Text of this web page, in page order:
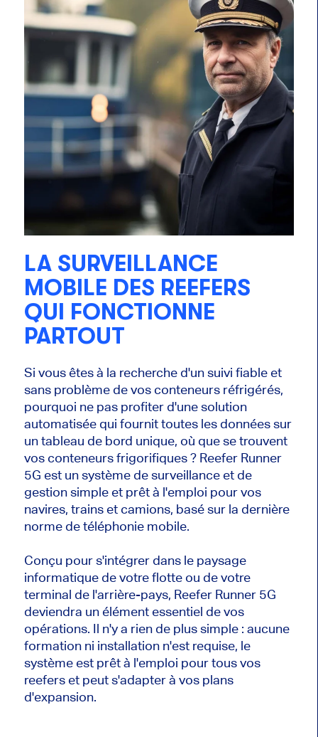
LA SURVEILLANCE
MOBILE DES REEFERS
QUI FONCTIONNE
PARTOUT
Si vous êtes à la recherche d'un suivi fiable et
sans problème de vos conteneurs réfrigérés,
pourquoi ne pas profiter d'une solution
automatisée qui fournit toutes les données sur
un tableau de bord unique, où que se trouvent
vos conteneurs frigorifiques ? Reefer Runner
5G est un système de surveillance et de
gestion simple et prêt à l'emploi pour vos
navires, trains et camions, basé sur la dernière
norme de téléphonie mobile.
Conçu pour s'intégrer dans le paysage
informatique de votre flotte ou de votre
terminal de l'arrière-pays, Reefer Runner 5G
deviendra un élément essentiel de vos
opérations. Il n'y a rien de plus simple : aucune
formation ni installation n'est requise, le
système est prêt à l'emploi pour tous vos
reefers et peut s'adapter à vos plans
d'expansion.